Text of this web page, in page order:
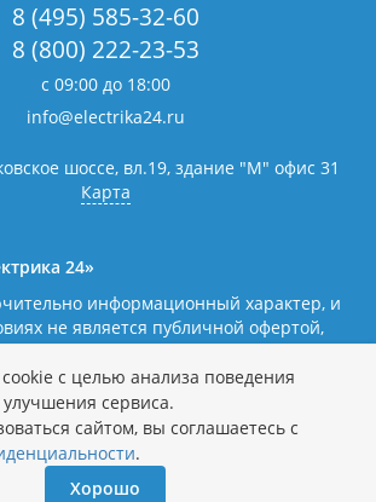
8 (495) 585-32-60
8 (800) 222-23-53
с 09:00 до 18:00
info@electrika24.ru
шоссе, вл.19, здание "М" офис 31
Карта
24»
информационный характер, и
не является публичной офертой,
Федерации. Наличие и цены уточняйте
Политика обработки персональных
с целью анализа поведения
сервиса.
сайтом, вы соглашаетесь с
.
Хорошо